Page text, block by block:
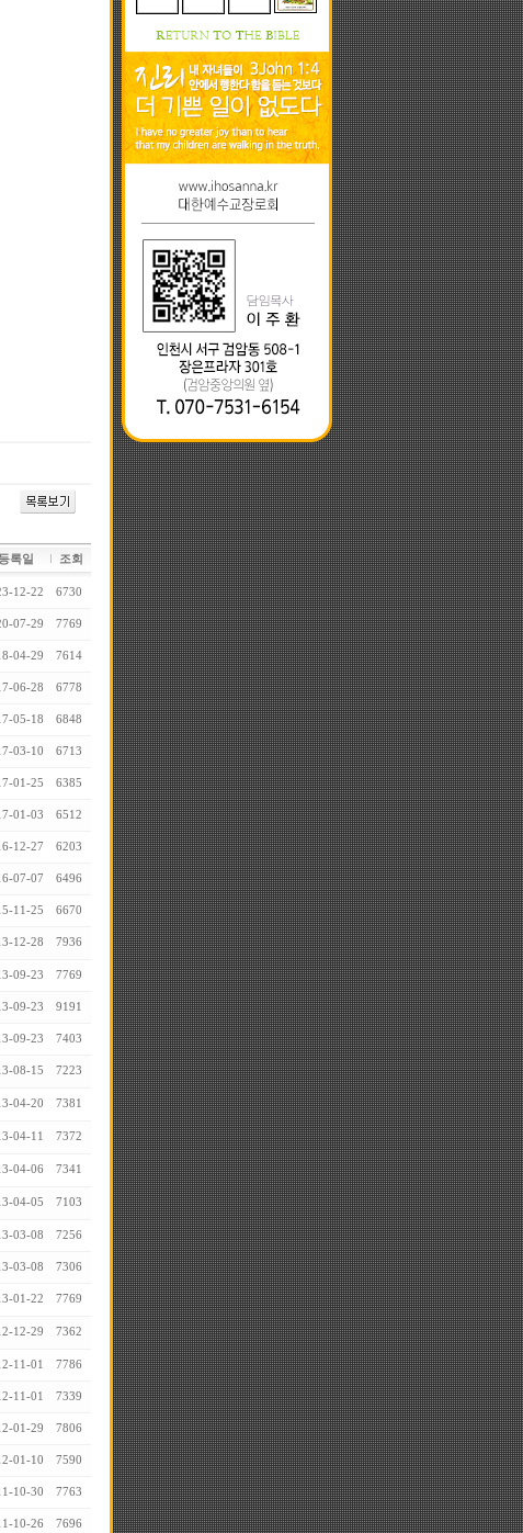
록일 조회
12-22 6730
07-29 7769
04-29 7614
06-28 6778
05-18 6848
03-10 6713
01-25 6385
01-03 6512
12-27 6203
07-07 6496
11-25 6670
12-28 7936
09-23 7769
09-23 9191
09-23 7403
08-15 7223
04-20 7381
04-11 7372
04-06 7341
04-05 7103
03-08 7256
03-08 7306
01-22 7769
12-29 7362
11-01 7786
11-01 7339
01-29 7806
01-10 7590
10-30 7763
10-26 7696